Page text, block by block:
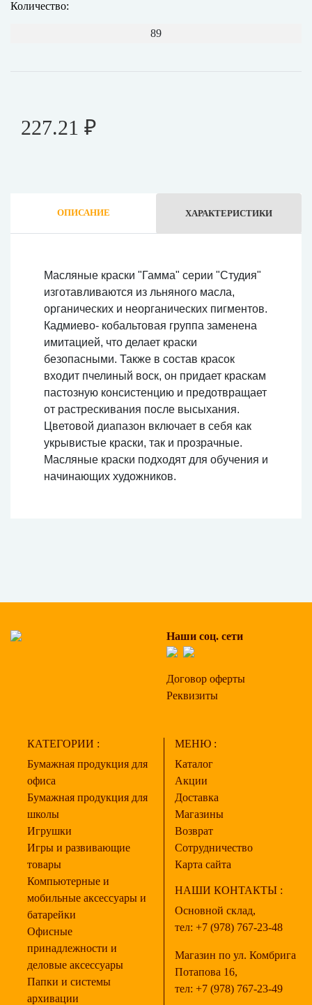
Количество:
89
227.21 ₽
ОПИСАНИЕ ХАРАКТЕРИСТИКИ
Масляные краски "Гамма" серии "Студия"
изготавливаются из льняного масла,
органических и неорганических пигментов.
Кадмиево- кобальтовая группа заменена
имитацией, что делает краски
безопасными. Также в состав красок
входит пчелиный воск, он придает краскам
пастозную консистенцию и предотвращает
от растрескивания после высыхания.
Цветовой диапазон включает в себя как
укрывистые краски, так и прозрачные.
Масляные краски подходят для обучения и
начинающих художников.
Наши соц. сети
Договор оферты
Реквизиты
КАТЕГОРИИ :
Бумажная продукция для
офиса
Бумажная продукция для
школы
Игрушки
Игры и развивающие
товары
Компьютерные и
мобильные аксессуары и
батарейки
Офисные
принадлежности и
деловые аксессуары
Папки и системы
архивации
МЕНЮ :
Каталог
Акции
Доставка
Магазины
Возврат
Сотрудничество
Карта сайта
НАШИ КОНТАКТЫ :
Основной склад,
тел: +7 (978) 767-23-48
Магазин по ул. Комбрига
Потапова 16,
тел: +7 (978) 767-23-49